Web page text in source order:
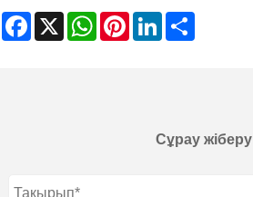
Facebook
X WhatsAppPinterestLinkedIn
Сұрау жіберу